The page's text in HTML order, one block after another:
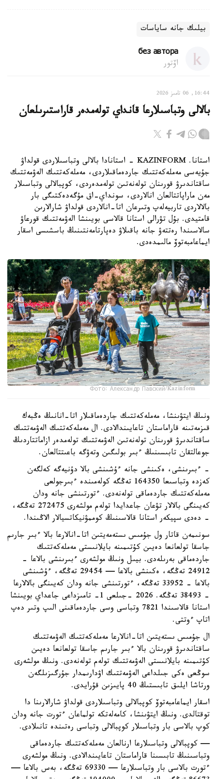
بيلىك جانە ساياسات
без автора
اۆتور
16:44, 06 تامىز 2026
بالالى وتباسىلارعا قانداي تولەمدەر قاراستىرىلعان
استانا. KAZINFORM - استانادا بالالى وتباسىلاردى قولداۋ
جۇيەسى مەملەكەتتىك جاردەماقىلاردى، مەملەكەتتىك الەۋمەتتىك
ساقتاندىرۋ قورىنان تولەنەتىن تولەمدەردى، كوپبالالى وتباسىلار
مەن ماراپاتتالعان انالاردى، سونداي-اق مۇگەدەكتىگى بار
بالالاردى تاربيەلەپ وتىرعان اتا-انالاردى قولداۋ شارالارىن
قامتيدى. بۇل تۋرالى استانا قالاسى بويىنشا الەۋمەتتىك قورعاۋ
سالاسىندا رەتتەۋ جانە باقىلاۋ دەپارتامەنتىنىڭ باسشىسى اسقار
ايماعامبەتوۆ مالىمدەدى.
Фото: Александр Павский/Kazinform
ونىڭ ايتۋىنشا، مەملەكەتتىك جاردەماقىلار اتا-انانىڭ ەڭبەك
قىزمەتىنە قاراماستان تاعايىندالادى. ال مەملەكەتتىك الەۋمەتتىك
ساقتاندىرۋ قورىنان تولەنەتىن الەۋمەتتىك تولەمدەر ازاماتتاردىڭ
جوعالتقان تابىسىنىڭ ءبىر بولىگىن وتەۋگە باعىتتالعان.
- ءبىرىنشى، ەكىنشى جانە ءۇشىنشى بالا دۇنيەگە كەلگەن
كەزدە وتباسىعا 164350 تەڭگە كولەمىندە ءبىرجولعى
مەملەكەتتىك جاردەماقى تولەنەدى. ءتورتىنشى جانە ودان
كەيىنگى بالالار تۋعان جاعدايدا تولەم مولشەرى 272475 تەڭگە،
- دەدى سپيكەر استانا قالاسىنىڭ كوممۋنيكاتسيالار الاڭىندا.
سونىمەن قاتار ول جۇمىس ىستەمەيتىن اتا-انالارعا بالا ءبىر جارىم
جاسقا تولعانعا دەيىن كۇتىمىنە بايلانىستى مەملەكەتتىك
جاردەماقى بەرىلەدى. بيىل ونىڭ مولشەرى ءبىرىنشى بالاعا -
24912 تەڭگە، ەكىنشى بالاعا — 29454 تەڭگە، ءۇشىنشى
بالاعا - 33952 تەڭگە، ءتورتىنشى جانە ودان كەيىنگى بالالارعا
- 38493 تەڭگە. 2026 -جىلعى 1- تامىزداعى جاعداي بويىنشا
استانا قالاسىندا 7821 وتباسى وسى جاردەماقىنى الىپ وتىر دەپ
اتاپ ءوتتى.
ال جۇمىس ىستەيتىن اتا-انالارعا مەملەكەتتىك الەۋمەتتىك
ساقتاندىرۋ قورىنان بالا ءبىر جارىم جاسقا تولعانعا دەيىن
كۇتىمىنە بايلانىستى الەۋمەتتىك تولەم تولەنەدى. ونىڭ مولشەرى
سوڭعى ەكى جىلداعى الەۋمەتتىك اۋدارىمدار جۇرگىزىلگەن
ورتاشا ايلىق تابىستىڭ 40 پايىزىن قۇرايدى.
اسقار ايماعامبەتوۆ كوپبالالى وتباسىلاردى قولداۋ شارالارىنا دا
توقتالدى. ونىڭ ايتۋىنشا، كامەلەتكە تولماعان ءتورت جانە ودان
كوپ بالاسى بار وتباسىلار كوپبالالى وتباسى رەتىندە تانىلادى.
— كوپبالالى وتباسىلارعا ارنالعان مەملەكەتتىك جاردەماقى
وتباسىنىڭ تابىسىنا قاراماستان تاعايىندالادى. ونىڭ مولشەرى
ءتورت بالاسى بار وتباسىلارعا — 69330 تەڭگە، بەس بالاعا —